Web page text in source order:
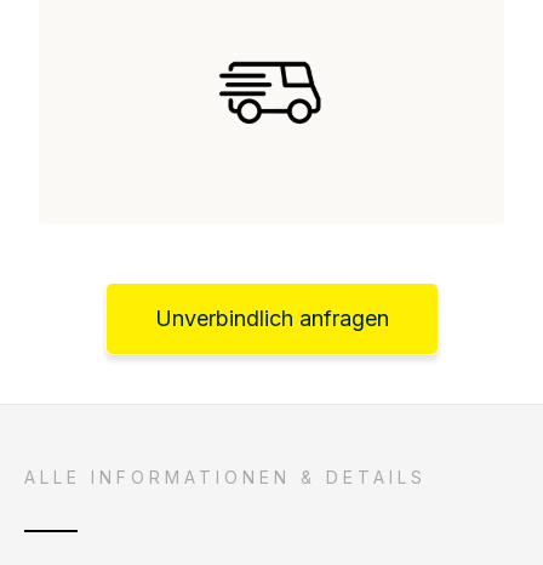
Unverbindlich anfragen
ALLE INFORMATIONEN & DETAILS